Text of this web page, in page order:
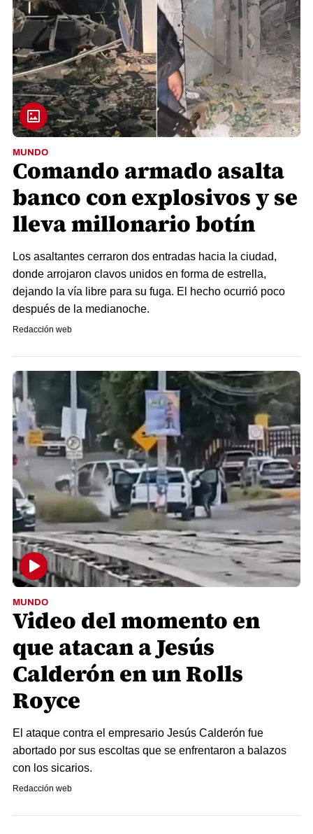
MUNDO
Comando armado asalta
banco con explosivos y se
lleva millonario botín
Los asaltantes cerraron dos entradas hacia la ciudad,
donde arrojaron clavos unidos en forma de estrella,
dejando la vía libre para su fuga. El hecho ocurrió poco
después de la medianoche.
Redacción web
MUNDO
Video del momento en
que atacan a Jesús
Calderón en un Rolls
Royce
El ataque contra el empresario Jesús Calderón fue
abortado por sus escoltas que se enfrentaron a balazos
con los sicarios.
Redacción web